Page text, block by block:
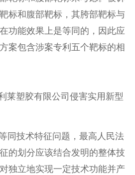
标和腹部靶标，其胯部靶标与
功能效果上是等同的，因此应
案包含涉案专利五个靶标的相
莱塑胶有限公司侵害实用新型
技术特征问题，最高人民法
的划分应该结合发明的整体技
独立地实现一定技术功能并产